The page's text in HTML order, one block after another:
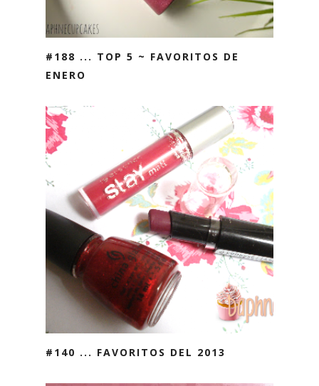
#188 ... TOP 5 ~ FAVORITOS DE
ENERO
#140 ... FAVORITOS DEL 2013